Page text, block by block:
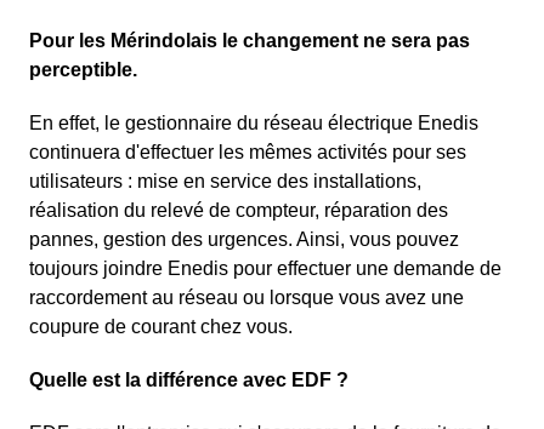
Pour les Mérindolais le changement ne sera pas
perceptible.
En effet, le gestionnaire du réseau électrique Enedis
continuera d'effectuer les mêmes activités pour ses
utilisateurs : mise en service des installations,
réalisation du relevé de compteur, réparation des
pannes, gestion des urgences. Ainsi, vous pouvez
toujours joindre Enedis pour effectuer une demande de
raccordement au réseau ou lorsque vous avez une
coupure de courant chez vous.
Quelle est la différence avec EDF ?